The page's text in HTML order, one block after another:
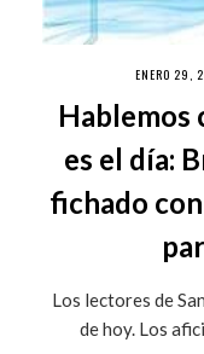
ENERO 29,
Hablemos
es el día:
fichado
Los lectores de
de hoy. Los